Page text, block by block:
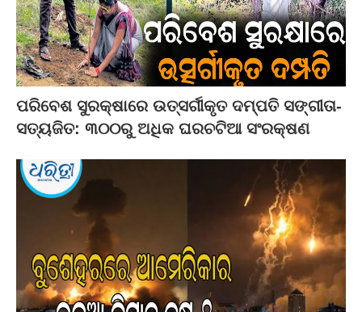
ପରିବେଶ ସୁରକ୍ଷାରେ ଉତ୍ସର୍ଗୀକୃତ ଦମ୍ପତି ସଙ୍ଗୀତା-
ସତ୍ୟଜିତ: ୩୦୦ରୁ ଅଧିକ ଘରଚଟିଆ ସଂରକ୍ଷଣ